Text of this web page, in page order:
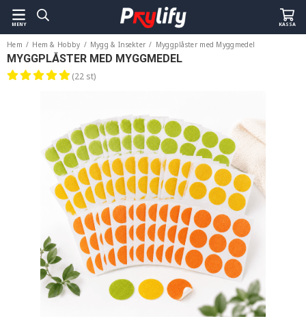
MENY KASSA
Hem / Hem & Hobby / Mygg & Insekter / Myggplåster med Myggmedel
MYGGPLÅSTER MED MYGGMEDEL
(22 st)